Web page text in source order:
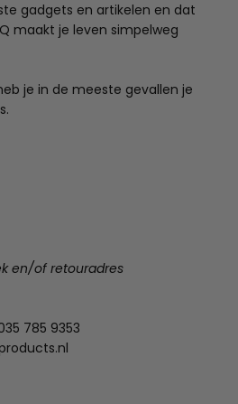
gadgets en artikelen en dat
maakt je leven simpelweg
je in de meeste gevallen je
en/of retouradres
785 9353